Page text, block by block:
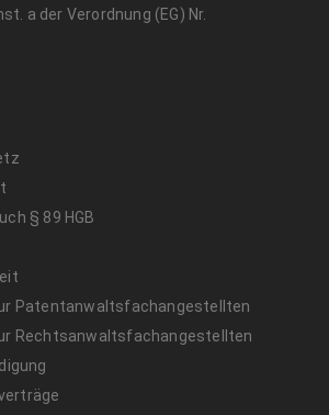
a der Verordnung (EG) Nr.
§ 89 HGB
Patentanwaltsfachangestellten
Rechtsanwaltsfachangestellten